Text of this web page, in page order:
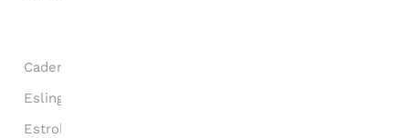
Cadenas
Eslingas
Estrobos